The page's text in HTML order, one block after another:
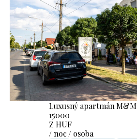
Luxusný apartmán M&M
15000
Z HUF
/ noc / osoba